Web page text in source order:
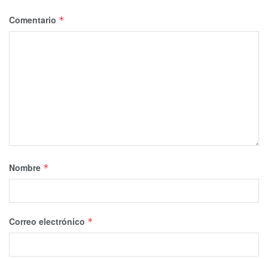
Comentario *
Nombre *
Correo electrónico *